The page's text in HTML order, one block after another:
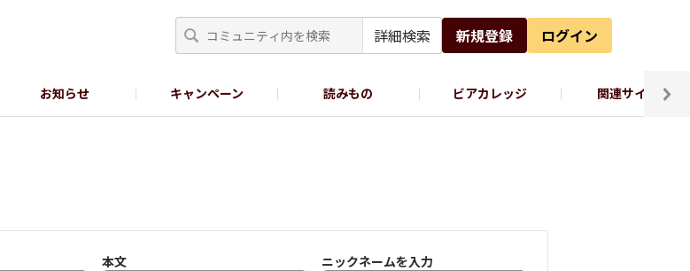
詳細検索 新規登録 ログイン
お知らせ キャンペーン 読みもの ビアカレッジ 関連サイト
本文 ニックネームを入力